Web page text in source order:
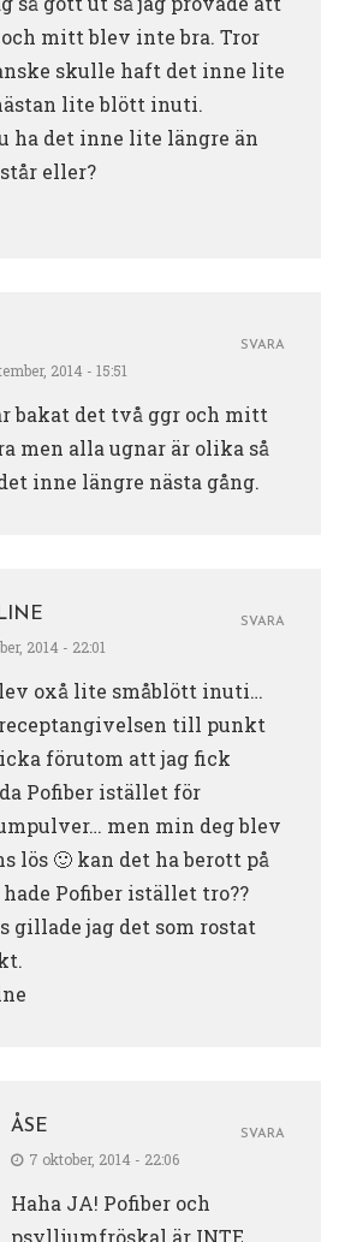
mitt blev inte bra. Tror
skulle haft det inne lite
lite blött inuti.
ha det inne lite längre än
eller?
2014 - 15:51
bakat det två ggr och mitt
men alla ugnar är olika så
inne längre nästa gång.
SVARA
2014 - 22:01
oxå lite småblött inuti…
till punkt
förutom att jag fick
Pofiber istället för
men min deg blev
lös 🙂 kan det ha berott på
Pofiber istället tro??
gillade jag det som rostat
SVARA
ÅSE
7 oktober, 2014 - 22:06
Haha JA! Pofiber och
psylliumfröskal är INTE
SVARA